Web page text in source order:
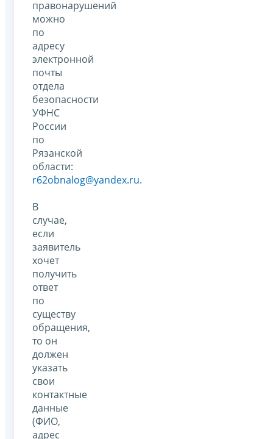
правонарушений
можно
по
адресу
электронной
почты
отдела
безопасности
УФНС
России
по
Рязанской
области:
r62obnalog@yandex.ru.
В
случае,
если
заявитель
хочет
получить
ответ
по
существу
обращения,
то он
должен
указать
свои
контактные
данные
(ФИО,
адрес